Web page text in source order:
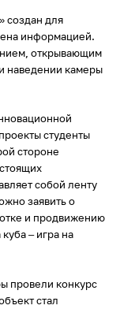
создан для
информацией.
открывающим
наведении камеры
студенты
стороне
собой ленту
заявить о
и продвижению
– игра на
провели конкурс
стал